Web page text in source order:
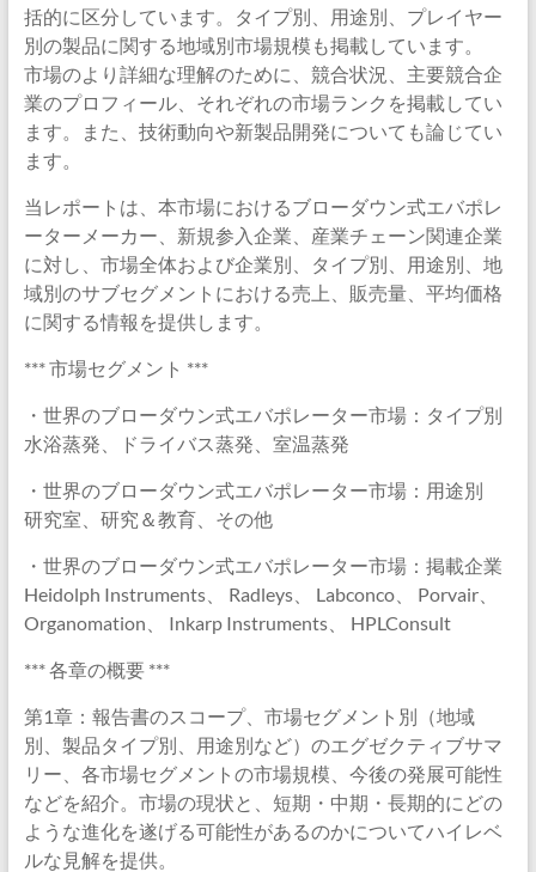
括的に区分しています。タイプ別、用途別、プレイヤー
別の製品に関する地域別市場規模も掲載しています。
市場のより詳細な理解のために、競合状況、主要競合企
業のプロフィール、それぞれの市場ランクを掲載してい
ます。また、技術動向や新製品開発についても論じてい
ます。
当レポートは、本市場におけるブローダウン式エバポレ
ーターメーカー、新規参入企業、産業チェーン関連企業
に対し、市場全体および企業別、タイプ別、用途別、地
域別のサブセグメントにおける売上、販売量、平均価格
に関する情報を提供します。
*** 市場セグメント ***
・世界のブローダウン式エバポレーター市場：タイプ別
水浴蒸発、ドライバス蒸発、室温蒸発
・世界のブローダウン式エバポレーター市場：用途別
研究室、研究＆教育、その他
・世界のブローダウン式エバポレーター市場：掲載企業
Heidolph Instruments、 Radleys、 Labconco、 Porvair、
Organomation、 Inkarp Instruments、 HPLConsult
*** 各章の概要 ***
第1章：報告書のスコープ、市場セグメント別（地域
別、製品タイプ別、用途別など）のエグゼクティブサマ
リー、各市場セグメントの市場規模、今後の発展可能性
などを紹介。市場の現状と、短期・中期・長期的にどの
ような進化を遂げる可能性があるのかについてハイレベ
ルな見解を提供。